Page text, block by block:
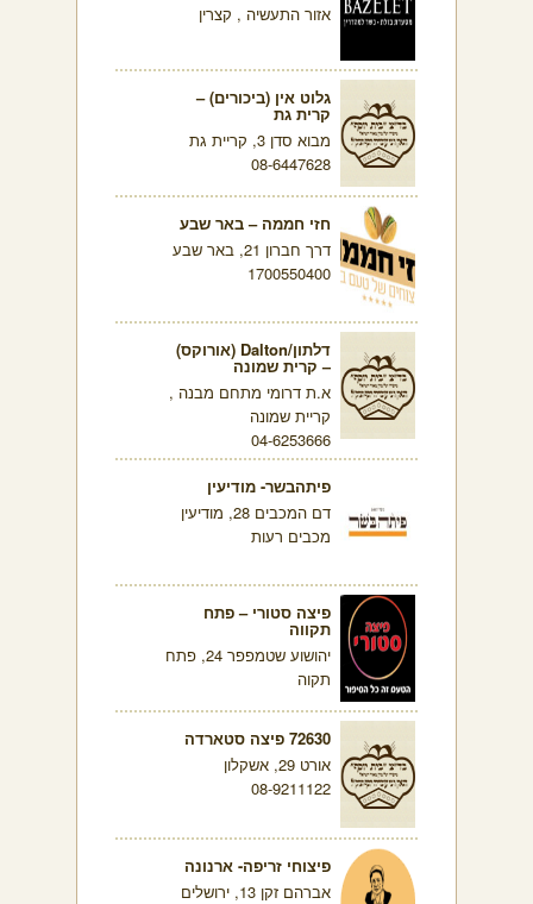
אזור התעשיה , קצרין
גלוט אין (ביכורים) –
קרית גת
מבוא סדן 3, קריית גת
08-6447628
חזי חממה – באר שבע
דרך חברון 21, באר שבע
1700550400
דלתון/Dalton (אורוקס)
– קרית שמונה
א.ת דרומי מתחם מבנה ,
קריית שמונה
04-6253666
פיתהבשר- מודיעין
דם המכבים 28, מודיעין
מכבים רעות
פיצה סטורי – פתח
תקווה
יהושוע שטמפפר 24, פתח
תקוה
72630 פיצה סטארדה
אורט 29, אשקלון
08-9211122
פיצוחי זריפה- ארנונה
אברהם זקן 13, ירושלים